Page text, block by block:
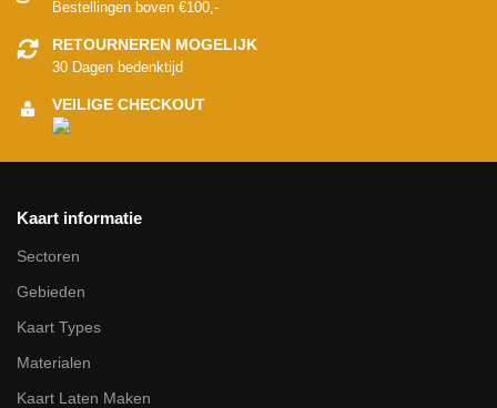
Bestellingen boven €100,-
RETOURNEREN MOGELIJK
30 Dagen bedenktijd
VEILIGE CHECKOUT
Kaart informatie
Sectoren
Gebieden
Kaart Types
Materialen
Kaart Laten Maken